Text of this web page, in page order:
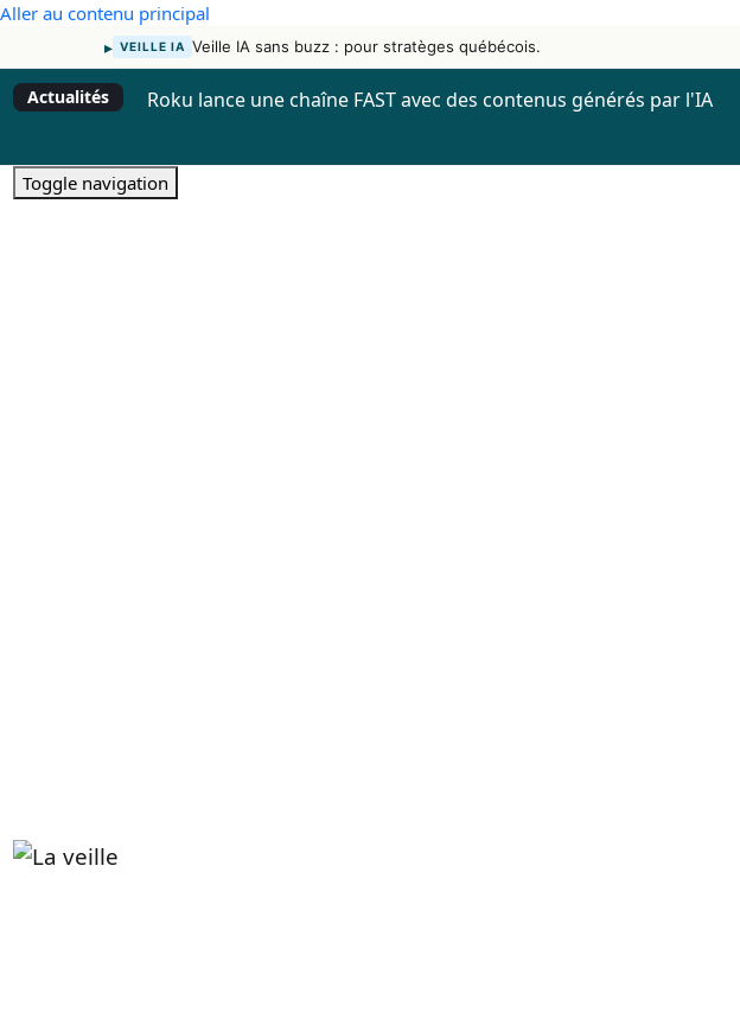
Aller au contenu principal
▸ VEILLE IA Veille IA sans buzz : pour stratèges québécois.
Actualités Roku lance une chaîne FAST avec des contenus générés par l'IA
Toggle navigation